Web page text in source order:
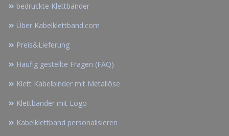
bedruckte Klettbänder
Über Kabelklettband.com
Preis&Lieferung
Häufig gestellte Fragen (FAQ)
Klett Kabelbinder mit Metallöse
Klettbänder mit Logo
Kabelklettband personalisieren